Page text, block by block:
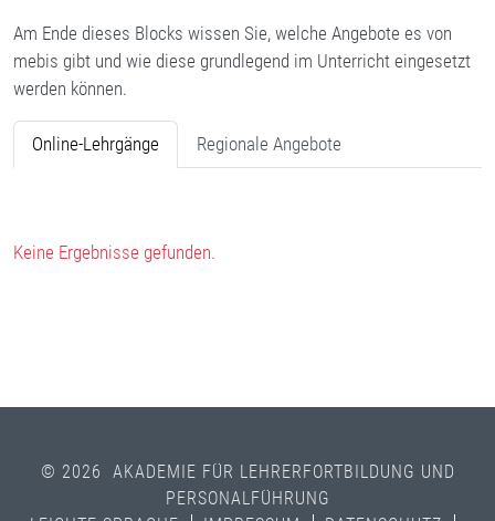
Am Ende dieses Blocks wissen Sie, welche Angebote es von
mebis gibt und wie diese grundlegend im Unterricht eingesetzt
werden können.
Online-Lehrgänge Regionale Angebote
Keine Ergebnisse gefunden.
© 2026 AKADEMIE FÜR LEHRERFORTBILDUNG UND
PERSONALFÜHRUNG